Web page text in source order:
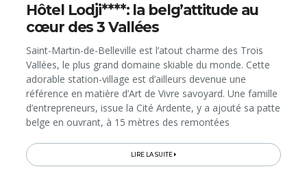
Hôtel Lodji****: la belg’attitude au
cœur des 3 Vallées
Saint-Martin-de-Belleville est l’atout charme des Trois
Vallées, le plus grand domaine skiable du monde. Cette
adorable station-village est d’ailleurs devenue une
référence en matière d’Art de Vivre savoyard. Une famille
d’entrepreneurs, issue la Cité Ardente, y a ajouté sa patte
belge en ouvrant, à 15 mètres des remontées
"Liège-en-montagne"...
LIRE LA SUITE